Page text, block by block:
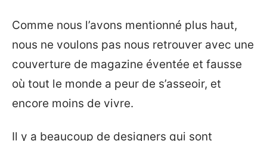
Comme nous l’avons mentionné plus haut,
nous ne voulons pas nous retrouver avec une
couverture de magazine éventée et fausse
où tout le monde a peur de s’asseoir, et
encore moins de vivre.
Il y a beaucoup de designers qui sont